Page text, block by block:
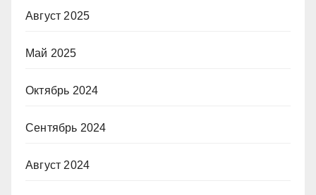
Август 2025
Май 2025
Октябрь 2024
Сентябрь 2024
Август 2024